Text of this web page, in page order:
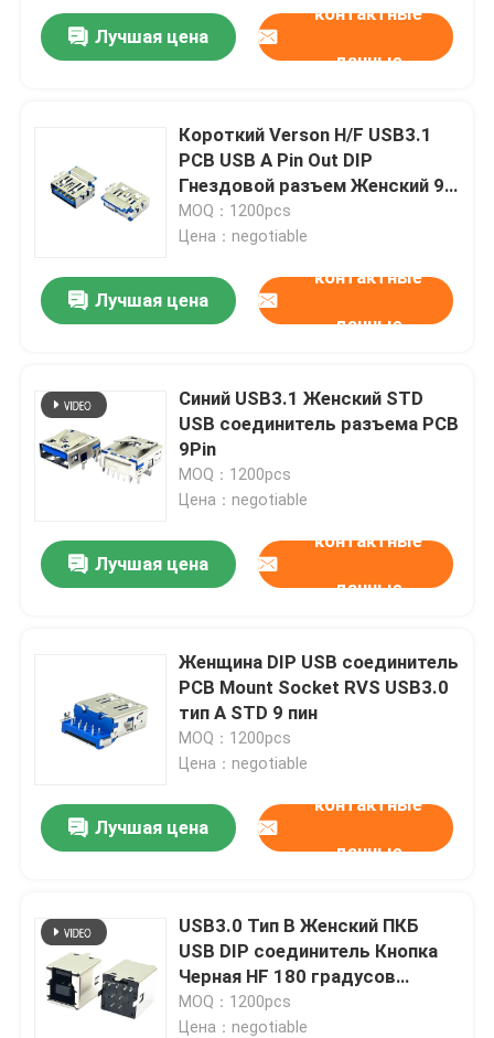
Лучшая цена
контактные
данные
Короткий Verson H/F USB3.1
PCB USB A Pin Out DIP
Гнездовой разъем Женский 90
градусов 9Pin CH2.76mm
MOQ：1200pcs
Цена：negotiable
Лучшая цена
контактные
данные
Синий USB3.1 Женский STD
USB соединитель разъема PCB
9Pin
MOQ：1200pcs
Цена：negotiable
Лучшая цена
контактные
данные
Женщина DIP USB соединитель
PCB Mount Socket RVS USB3.0
тип A STD 9 пин
MOQ：1200pcs
Цена：negotiable
Лучшая цена
контактные
данные
USB3.0 Тип B Женский ПКБ
USB DIP соединитель Кнопка
Черная HF 180 градусов
Форма T
MOQ：1200pcs
Цена：negotiable